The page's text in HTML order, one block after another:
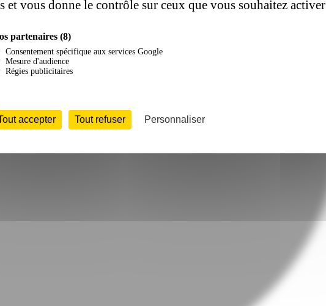
et vous donne le contrôle sur ceux que vous souhaitez activer
partenaires (8)
Consentement spécifique aux services Google
Mesure d'audience
Régies publicitaires
accepter Tout refuser Personnaliser